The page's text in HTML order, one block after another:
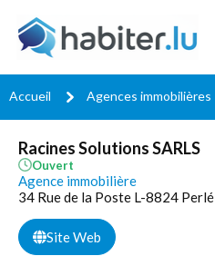
Accueil Agences immobilières
Racines Solutions SARLS
Ouvert
Agence immobilière
34 Rue de la Poste L-8824 Perlé
Site Web